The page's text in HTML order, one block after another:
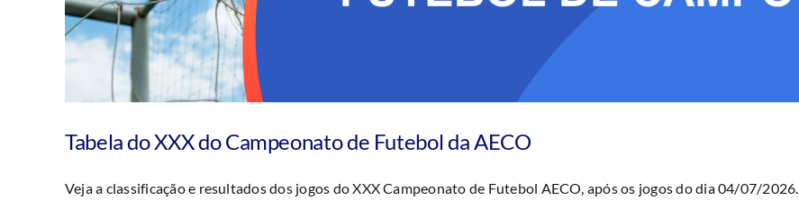
Tabela do XXX do Campeonato de Futebol da AECO
Veja a classificação e resultados dos jogos do XXX Campeonato de Futebol AECO, após os jogos do dia 04/07/2026.